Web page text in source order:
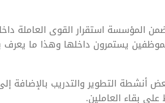
المؤسسة استقرار القوى العاملة
يستمرون داخلها وهذا ما
أنشطة التطوير والتدريب بالإضافة
على بقاء العاملين.